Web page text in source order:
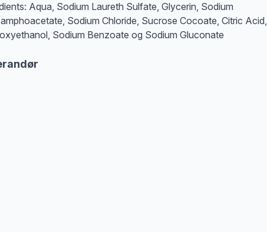
Aqua, Sodium Laureth Sulfate, Glycerin, Sodium
Sodium Chloride, Sucrose Cocoate, Citric Acid,
Sodium Benzoate og Sodium Gluconate